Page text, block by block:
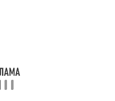
Поделки при помощи